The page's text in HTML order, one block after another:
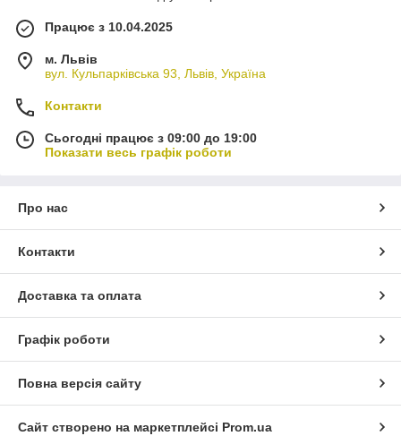
Працює з 10.04.2025
м. Львів
вул. Кульпарківська 93, Львів, Україна
Контакти
Сьогодні працює з 09:00 до 19:00
Показати весь графік роботи
Про нас
Контакти
Доставка та оплата
Графік роботи
Повна версія сайту
Сайт створено на маркетплейсі Prom.ua